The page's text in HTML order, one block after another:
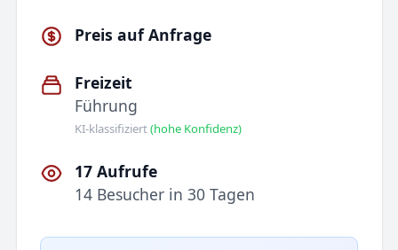
Preis auf Anfrage
Freizeit
Führung
KI-klassifiziert(hohe Konfidenz)
17 Aufrufe
14 Besucher in 30 Tagen